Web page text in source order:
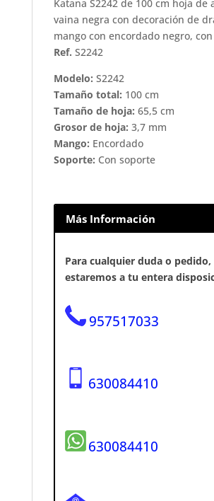
cantidad
Katana S2242 de 100 cm hoja de
vaina negra con decoración de
mango con encordado negro,
Ref. S2242
Modelo: S2242
Tamaño total: 100 cm
Tamaño de hoja: 65,5 cm
Grosor de hoja: 3,7 mm
Mango: Encordado
Soporte: Con soporte
Más Información
Para cualquier duda o pedido,
estaremos a tu entera
957517033
630084410
630084410